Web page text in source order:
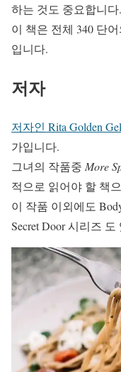
하는 것도 중요합니다.
이 책은 전체 340 단
입니다.
저자
저자인 Rita Golden
가입니다.
그녀의 작품중 More
적으로 읽어야 할 책
이 작품 이외에도
Secret Door 시리즈 도